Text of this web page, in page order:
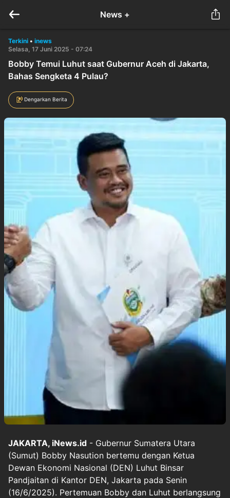
News +
Terkini • inews
Selasa, 17 Juni 2025 - 07:24
Bobby Temui Luhut saat Gubernur Aceh di Jakarta,
Bahas Sengketa 4 Pulau?
Dengarkan Berita
JAKARTA, iNews.id - Gubernur Sumatera Utara
(Sumut) Bobby Nasution bertemu dengan Ketua
Dewan Ekonomi Nasional (DEN) Luhut Binsar
Pandjaitan di Kantor DEN, Jakarta pada Senin
(16/6/2025). Pertemuan Bobby dan Luhut berlangsung